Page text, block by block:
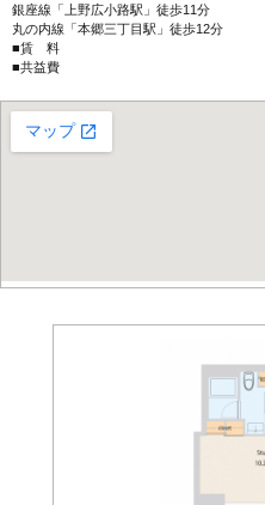
銀座線「上野広小路駅」徒歩11分
丸の内線「本郷三丁目駅」徒歩12分
■賃 料
■共益費